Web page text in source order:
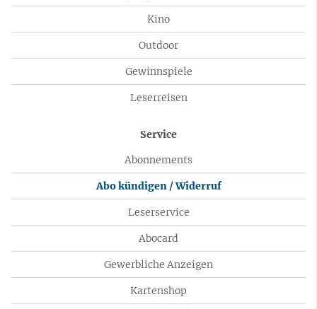
Kino
Outdoor
Gewinnspiele
Leserreisen
Service
Abonnements
Abo kündigen / Widerruf
Leserservice
Abocard
Gewerbliche Anzeigen
Kartenshop